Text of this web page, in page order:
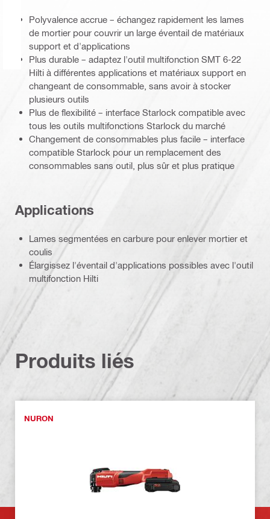
Polyvalence accrue – échangez rapidement les lames
de mortier pour couvrir un large éventail de matériaux
support et d'applications
Plus durable – adaptez l'outil multifonction SMT 6-22
Hilti à différentes applications et matériaux support en
changeant de consommable, sans avoir à stocker
plusieurs outils
Plus de flexibilité – interface Starlock compatible avec
tous les outils multifonctions Starlock du marché
Changement de consommables plus facile – interface
compatible Starlock pour un remplacement des
consommables sans outil, plus sûr et plus pratique
Applications
Lames segmentées en carbure pour enlever mortier et
coulis
Élargissez l'éventail d'applications possibles avec l'outil
multifonction Hilti
Produits liés
NURON